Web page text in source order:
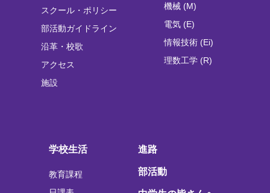
スクール・ポリシー
部活動ガイドライン
沿革・校歌
アクセス
施設
機械 (M)
電気 (E)
情報技術 (Ei)
理数工学 (R)
学校生活
教育課程
進路
部活動